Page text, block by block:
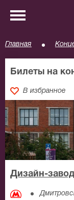
Главная
Билеты на
В избранное
Дизайн-